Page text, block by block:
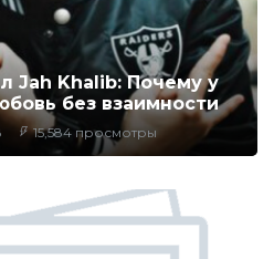
Jah Khalib: Почему у
без взаимности
15,584 просмотры